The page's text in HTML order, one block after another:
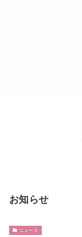
お知らせ
ニュース